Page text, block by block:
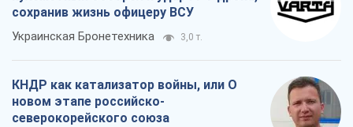
сохранив жизнь офицеру ВСУ
Украинская Бронетехника 3,0 т.
КНДР как катализатор войны, или О
новом этапе российско-
северокорейского союза